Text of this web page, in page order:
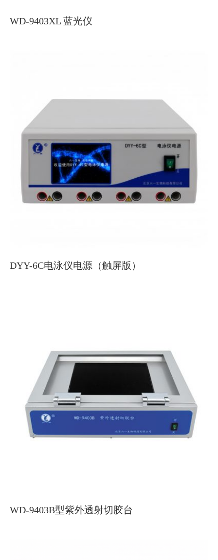
WD-9403XL 蓝光仪
DYY-6C电泳仪电源（触屏版）
WD-9403B型紫外透射切胶台